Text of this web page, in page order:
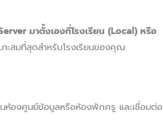
มาตั้งเองที่โรงเรียน (Local) หรือ
าะสมที่สุดสำหรับโรงเรียนของคุณ
ห้องศูนย์ข้อมูลหรือห้องพักครู และเชื่อมต่อ